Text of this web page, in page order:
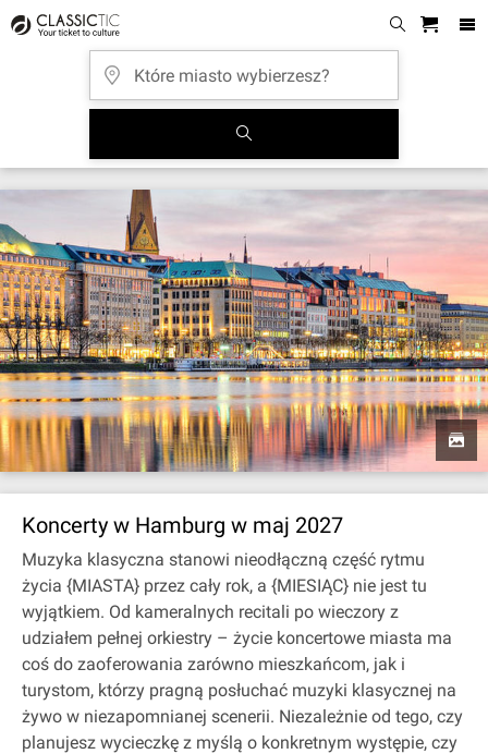
Koncerty w Hamburg w maj 2027
Muzyka klasyczna stanowi nieodłączną część rytmu
życia {MIASTA} przez cały rok, a {MIESIĄC} nie jest tu
wyjątkiem. Od kameralnych recitali po wieczory z
udziałem pełnej orkiestry – życie koncertowe miasta ma
coś do zaoferowania zarówno mieszkańcom, jak i
turystom, którzy pragną posłuchać muzyki klasycznej na
żywo w niezapomnianej scenerii. Niezależnie od tego, czy
planujesz wycieczkę z myślą o konkretnym występie, czy